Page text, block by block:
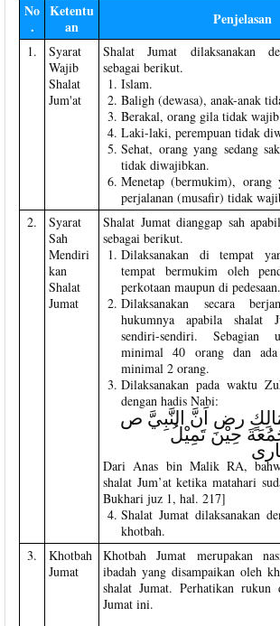
No
.
Ketentu
an
Penjelasan
1.
Syarat
Wajib
Shalat
Jum'at
Shalat Jumat dilaksanakan
sebagai berikut.
Islam.
Baligh (dewasa), anak-anak
Berakal, orang gila tidak
Laki-laki, perempuan tidak
Sehat, orang yang sedang
tidak diwajibkan.
Menetap (bermukim), orang
perjalanan (musafir) tidak
2.
Syarat
Sah
Mendiri
kan
Shalat
Jumat
Shalat Jumat dianggap sah
sebagai berikut.
Dilaksanakan di tempat
tempat bermukim oleh
perkotaan maupun di pedesaan.
Dilaksanakan secara
hukumnya apabila shalat
sendiri-sendiri. Sebagian
minimal 40 orang dan ada
minimal 2 orang.
Dilaksanakan pada waktu
dengan hadis Nabi:
رض اَنَّ النَّبِيَّ ص
حِيْنَ تَمِيْلُ
Dari Anas bin Malik RA,
shalat Jum’at ketika matahari
Bukhari juz 1, hal. 217]
Shalat Jumat dilaksanakan
khotbah.
3.
Khotbah
Jumat
Khotbah Jumat merupakan
ibadah yang disampaikan oleh
shalat Jumat. Perhatikan rukun
Jumat ini.